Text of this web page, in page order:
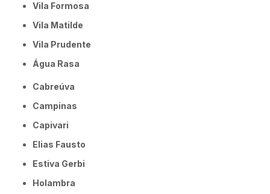
Vila Formosa
Vila Matilde
Vila Prudente
Água Rasa
Cabreúva
Campinas
Capivari
Elias Fausto
Estiva Gerbi
Holambra